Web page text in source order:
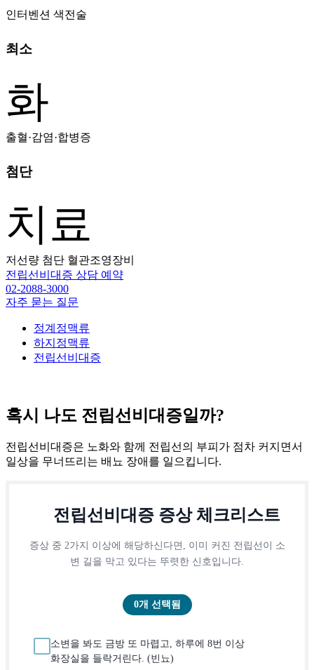
인터벤션 색전술
최소
화
출혈·감염·합병증
첨단
치료
저선량 첨단 혈관조영장비
전립선비대증 상담 예약
02-2088-3000
자주 묻는 질문
정계정맥류
하지정맥류
전립선비대증
혹시 나도 전립선비대증일까?
전립선비대증은 노화와 함께 전립선의 부피가 점차 커지면서
일상을 무너뜨리는 배뇨 장애를 일으킵니다.
전립선비대증 증상 체크리스트
증상 중 2가지 이상에 해당하신다면, 이미 커진 전립선이 소
변 길을 막고 있다는 뚜렷한 신호입니다.
0개 선택됨
소변을 봐도 금방 또 마렵고, 하루에 8번 이상
화장실을 들락거린다. (빈뇨)